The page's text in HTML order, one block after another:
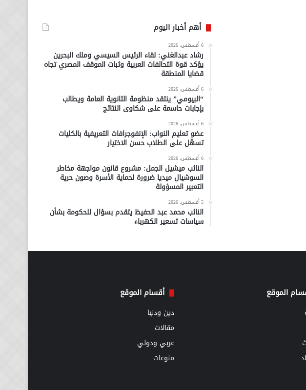
أهم أخبار اليوم
6 أغسطس، 2026
رشاد عبدالغني: لقاء الرئيس السيسي وملك البحرين
يؤكد قوة التحالفات العربية وثبات الموقف المصري تجاه
قضايا المنطقة
6 أغسطس، 2026
“البيومي” ينتقد منظومة الثانوية العامة ويطالب
بإجابات حاسمة على شكاوى النتائج
6 أغسطس، 2026
عضو تعليم النواب: الإنفوجرافات التعريفية بالكليات
تسهّل على الطلاب حسن الاختيار
6 أغسطس، 2026
النائب ميشيل الجمل: مشروع قانون مواجهة مخاطر
السوشيال ميديا ضرورة لحماية الأسرة وصون حرية
التعبير المسؤولة
5 أغسطس، 2026
النائب محمد عبد الحفيظ يتقدم بسؤال للحكومة بشأن
سياسات تسعير الكهرباء
الموقع أقسام الموقع
دين ودنيا
مقالات
عربي ودولي
منوعات